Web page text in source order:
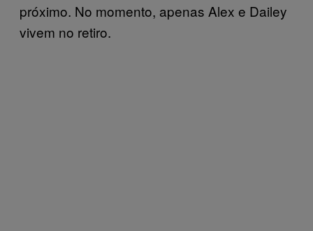
próximo. No momento, apenas Alex e Dailey
vivem no retiro.